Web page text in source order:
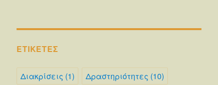
ΕΤΙΚΈΤΕΣ
Διακρίσεις (1) Δραστηριότητες (10)